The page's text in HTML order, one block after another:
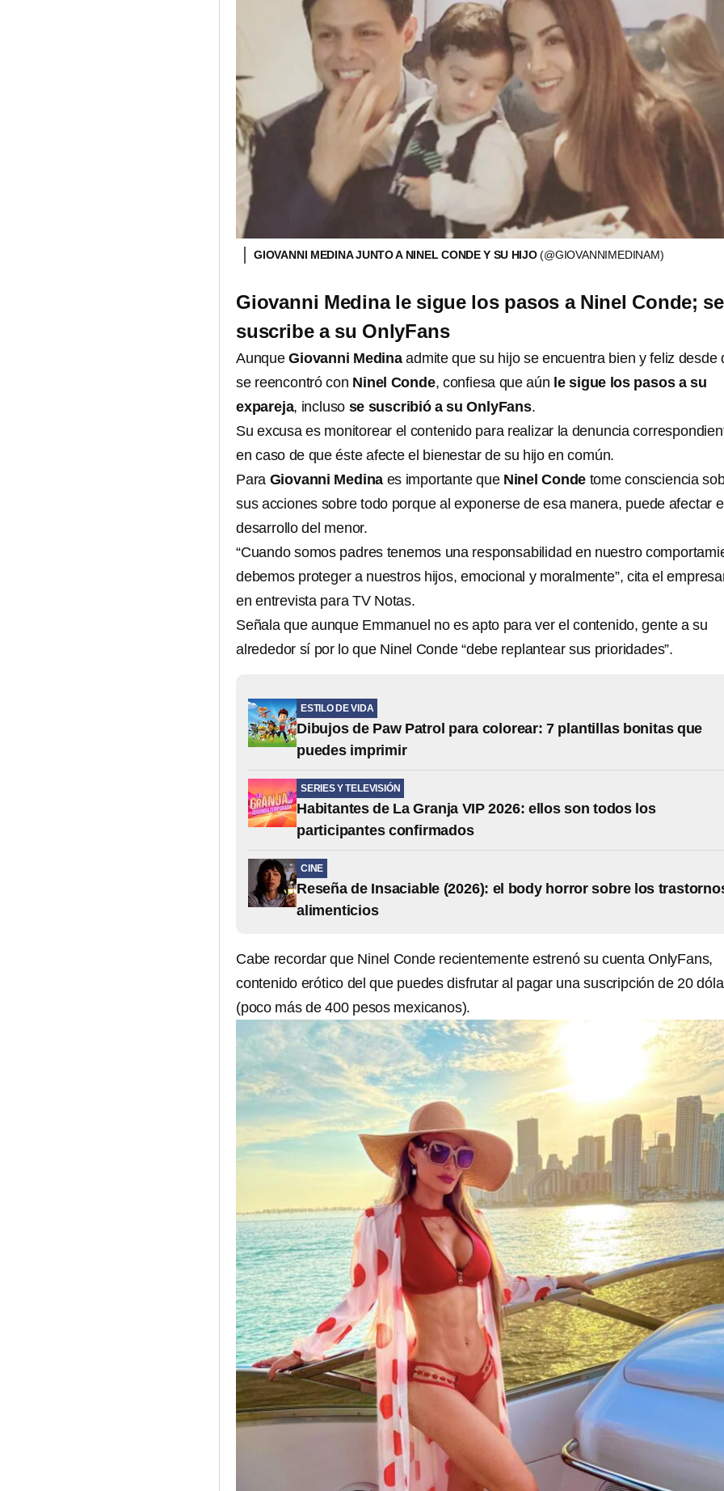
GIOVANNI MEDINA JUNTO A NINEL CONDE Y SU HIJO(@GIOVANNIMEDINAM)
Giovanni Medina le sigue los pasos a Ninel Conde; se
suscribe a su OnlyFans
AunqueGiovanni Medinaadmite que su hijo se encuentra bien y feliz desde
se reencontró con Ninel Conde, confiesa que aún le sigue los pasos a su
expareja, incluso se suscribió a su OnlyFans.
Su excusa es monitorear el contenido para realizar la denuncia
en caso de que éste afecte el bienestar de su hijo en común.
Para Giovanni Medina es importante que Ninel Conde tome consciencia
sus acciones sobre todo porque al exponerse de esa manera, puede afectar
desarrollo del menor.
“Cuando somos padres tenemos una responsabilidad en nuestro
debemos proteger a nuestros hijos, emocional y moralmente”, cita el
en entrevista para TV Notas.
Señala que aunque Emmanuel no es apto para ver el contenido, gente a su
alrededor sí por lo que Ninel Conde “debe replantear sus prioridades”.
ESTILO DE VIDA
Dibujos de Paw Patrol para colorear: 7 plantillas bonitas que
puedes imprimir
SERIES Y TELEVISIÓN
Habitantes de La Granja VIP 2026: ellos son todos los
participantes confirmados
CINE
Reseña de Insaciable (2026): el body horror sobre los
alimenticios
Cabe recordar que Ninel Conde recientemente estrenó su cuenta OnlyFans,
contenido erótico del que puedes disfrutar al pagar una suscripción de 20
(poco más de 400 pesos mexicanos).